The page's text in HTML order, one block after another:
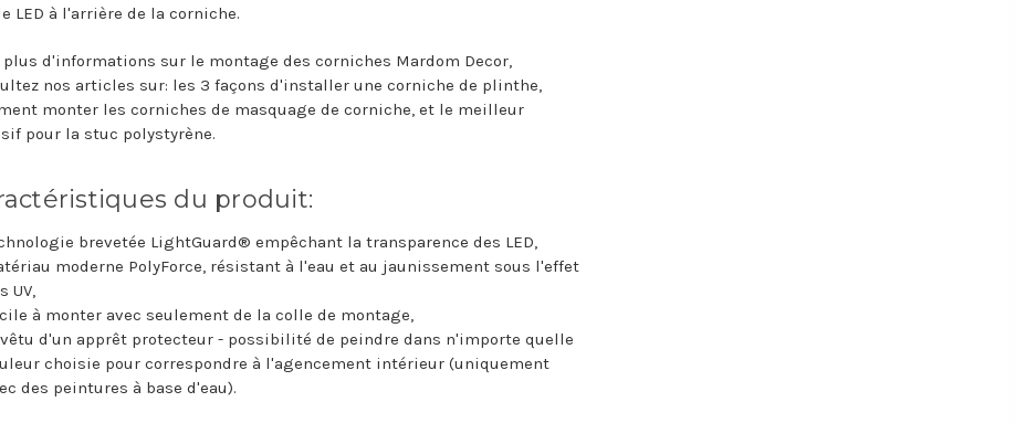
LED à l'arrière de la corniche.
plus d'informations sur le montage des corniches Mardom Decor,
nos articles sur: les 3 façons d'installer une corniche de plinthe,
monter les corniches de masquage de corniche, et le meilleur
pour la stuc polystyrène.
du produit:
brevetée LightGuard® empêchant la transparence des LED,
moderne PolyForce, résistant à l'eau et au jaunissement sous l'effet
UV,
à monter avec seulement de la colle de montage,
d'un apprêt protecteur - possibilité de peindre dans n'importe quelle
choisie pour correspondre à l'agencement intérieur (uniquement
des peintures à base d'eau).